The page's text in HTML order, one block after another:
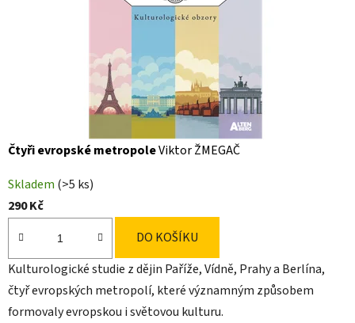
Čtyři evropské metropoleViktor ŽMEGAČ
Skladem (>5 ks)
290 Kč
DO KOŠÍKU
Kulturologické studie z dějin Paříže, Vídně, Prahy a Berlína,
čtyř evropských metropolí, které významným způsobem
formovaly evropskou i světovou kulturu.